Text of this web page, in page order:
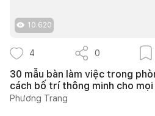
10.620
4 0
30 mẫu bàn làm việc trong
cách bố trí thông minh cho
Phương Trang